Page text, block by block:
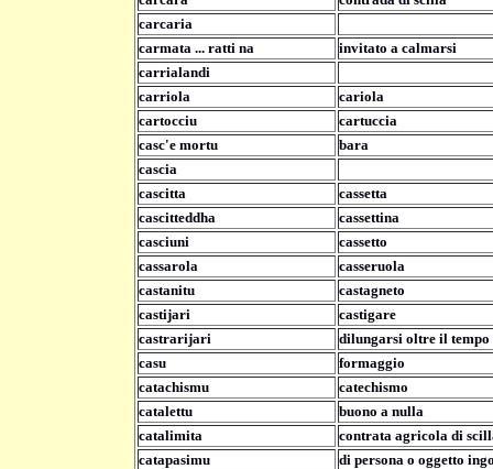
carcaria
carmata ... ratti na
invitato a calmarsi
carrialandi
carriola
cariola
cartocciu
cartuccia
casc'e mortu
bara
cascia
cascitta
cassetta
cascitteddha
cassettina
casciuni
cassetto
cassarola
casseruola
castanitu
castagneto
castijari
castigare
castrarijari
dilungarsi oltre il tempo
casu
formaggio
catachismu
catechismo
catalettu
buono a nulla
catalimita
contrata agricola di
catapasimu
di persona o oggetto